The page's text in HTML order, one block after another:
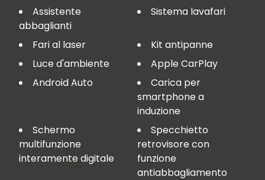
Assistente
abbaglianti
Sistema lavafari
Fari al laser
Kit antipanne
Luce d'ambiente
Apple CarPlay
Android Auto
Carica per
smartphone a
induzione
Schermo
multifunzione
interamente digitale
Specchietto
retrovisore con
funzione
antiabbagliamento